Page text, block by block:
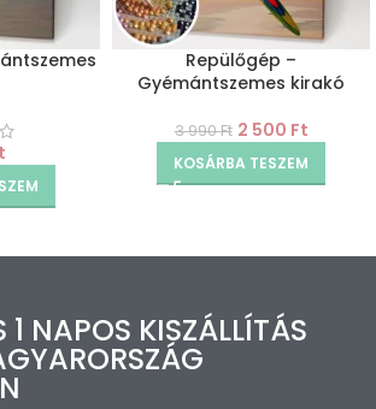
Repülőgép –
Gyémántszemes kirakó
3 990Ft 2 500 Ft
KOSÁRBA TESZEM
1 NAPOS KISZÁLLÍTÁS